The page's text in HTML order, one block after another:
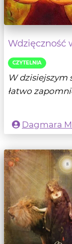
Wdzięczność
CZYTELNIA
W dzisiejszym
łatwo
Dagmara